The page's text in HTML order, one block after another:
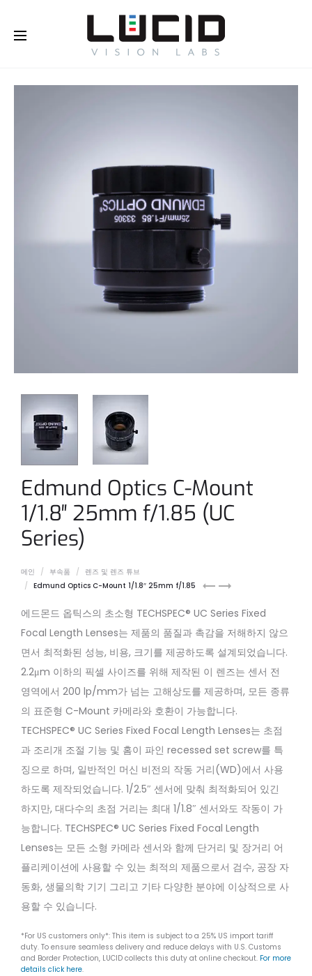
Edmund Optics C-Mount
1/1.8″ 25mm f/1.85 (UC
Series)
메인 부속품
렌즈 및 렌즈 튜브
Edmund Optics C-Mount 1/1.8″ 25mm f/1.85
Edmund
C-
Mount
1/1.8″
16mm
f/1.8
Edmund
C-
Mount
1/1.8″
6mm
f/1.4
Series)
에드몬드 옵틱스의 초소형 TECHSPEC® UC Series Fixed
Focal Length Lenses는 제품의 품질과 촉감을 저해하지 않으
면서 최적화된 성능, 비용, 크기를 제공하도록 설계되었습니다.
2.2μm 이하의 픽셀 사이즈를 위해 제작된 이 렌즈는 센서 전
영역에서 200 lp/mm가 넘는 고해상도를 제공하며, 모든 종류
의 표준형 C-Mount 카메라와 호환이 가능합니다.
TECHSPEC® UC Series Fixed Focal Length Lenses는 초점
과 조리개 조절 기능 및 홈이 파인 recessed set screw를 특
징으로 하며, 일반적인 머신 비전의 작동 거리(WD)에서 사용
하도록 제작되었습니다. 1/2.5″ 센서에 맞춰 최적화되어 있긴
하지만, 대다수의 초점 거리는 최대 1/1.8″ 센서와도 작동이 가
능합니다. TECHSPEC® UC Series Fixed Focal Length
Lenses는 모든 소형 카메라 센서와 함께 단거리 및 장거리 어
플리케이션에 사용할 수 있는 최적의 제품으로서 검수, 공장 자
동화, 생물의학 기기 그리고 기타 다양한 분야에 이상적으로 사
용할 수 있습니다.
*For US customers only*: This item is subject to a 25% US import tariff
duty. To ensure seamless delivery and reduce delays with U.S. Customs
and Border Protection, LUCID collects this duty at online checkout. For more
details click here.